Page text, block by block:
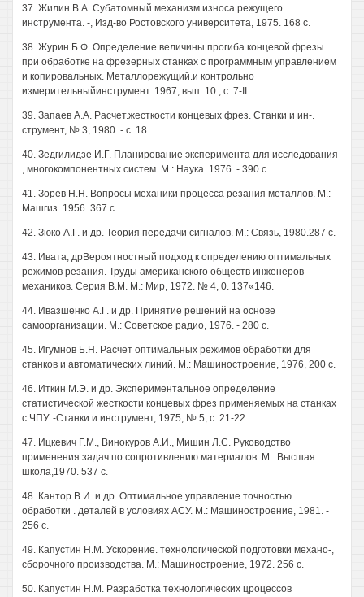
37. Жилин В.А. Субатомный механизм износа режущего
инструмента. -, Изд-во Ростовского университета, 1975. 168 с.
38. Журин Б.Ф. Определение величины прогиба концевой фрезы
при обработке на фрезерных станках с программным управлением
и копировальных. Металлорежущий.и контрольно
измерительныйинструмент. 1967, вып. 10., с. 7-II.
39. Запаев A.A. Расчет.жесткости концевых фрез. Станки и ин-.
струмент, № 3, 1980. - с. 18
40. Зедгилидзе И.Г. Планирование эксперимента для исследования
, многокомпонентных систем. М.: Наука. 1976. - 390 с.
41. Зорев H.H. Вопросы механики процесса резания металлов. М.:
Машгиз. 1956. 367 с. .
42. Зюко А.Г. и др. Теория передачи сигналов. М.: Связь, 1980.287 с.
43. Ивата, дрВероятностный подход к определению оптимальных
режимов резания. Труды американского обществ инженеров-
механиков. Серия В.М. М.: Мир, 1972. № 4, 0. 137«146.
44. Ивазшенко А.Г. и др. Принятие решений на основе
самоорганизации. М.: Советское радио, 1976. - 280 с.
45. Игумнов Б.Н. Расчет оптимальных режимов обработки для
станков и автоматических линий. М.: Машиностроение, 1976, 200 с.
46. Иткин М.Э. и др. Экспериментальное определение
статистической жесткости концевых фрез применяемых на станках
с ЧПУ. -Станки и инструмент, 1975, № 5, с. 21-22.
47. Ицкевич Г.М., Винокуров А.И., Мишин Л.С. Руководство
применения задач по сопротивлению материалов. М.: Высшая
школа,1970. 537 с.
48. Кантор В.И. и др. Оптимальное управление точностью
обработки . деталей в условиях АСУ. М.: Машиностроение, 1981. -
256 с.
49. Капустин Н.М. Ускорение. технологической подготовки механо-,
сборочного производства. М.: Машиностроение, 1972. 256 с.
50. Капустин Н.М. Разработка технологических цроцессов